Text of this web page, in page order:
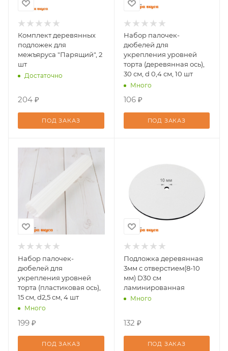
Комплект деревянных
подложек для
межъяруса "Парящий", 2
шт
Достаточно
204 ₽
ПОД ЗАКАЗ
Набор палочек-
дюбелей для
укрепления уровней
торта (деревянная ось),
30 см, d 0,4 см, 10 шт
Много
106 ₽
ПОД ЗАКАЗ
Набор палочек-
дюбелей для
укрепления уровней
торта (пластиковая ось),
15 см, d2,5 см, 4 шт
Много
199 ₽
ПОД ЗАКАЗ
Подложка деревянная
3мм с отверстием(8-10
мм) D30 см
ламинированная
Много
132 ₽
ПОД ЗАКАЗ